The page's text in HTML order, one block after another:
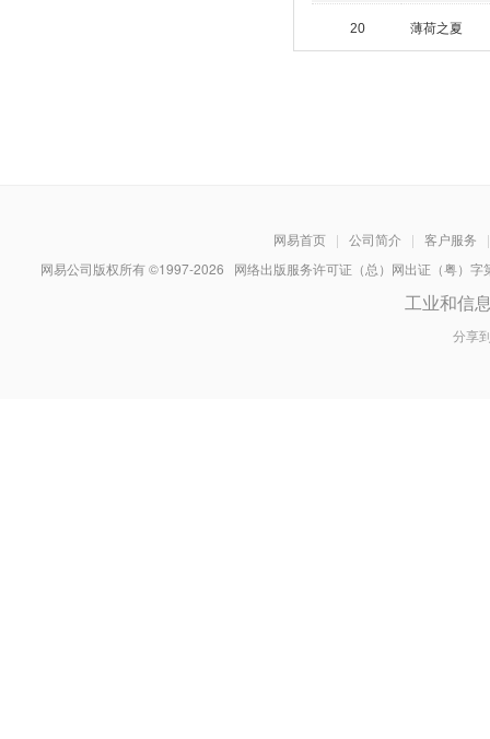
20 薄荷之夏
网易首页 | 公司简介 | 客户服务
|
网易公司版权所有 ©1997-2026 网络出版服务许可证（总）网出证（粤）
工业和信
分享